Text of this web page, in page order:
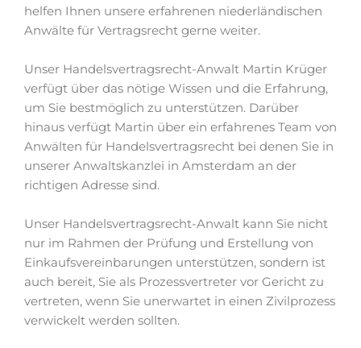
helfen Ihnen unsere erfahrenen niederländischen
Anwälte für Vertragsrecht gerne weiter.
Unser Handelsvertragsrecht-Anwalt Martin Krüger
verfügt über das nötige Wissen und die Erfahrung,
um Sie bestmöglich zu unterstützen. Darüber
hinaus verfügt Martin über ein erfahrenes Team von
Anwälten für Handelsvertragsrecht bei denen Sie in
unserer Anwaltskanzlei in Amsterdam an der
richtigen Adresse sind.
Unser Handelsvertragsrecht-Anwalt kann Sie nicht
nur im Rahmen der Prüfung und Erstellung von
Einkaufsvereinbarungen unterstützen, sondern ist
auch bereit, Sie als Prozessvertreter vor Gericht zu
vertreten, wenn Sie unerwartet in einen Zivilprozess
verwickelt werden sollten.